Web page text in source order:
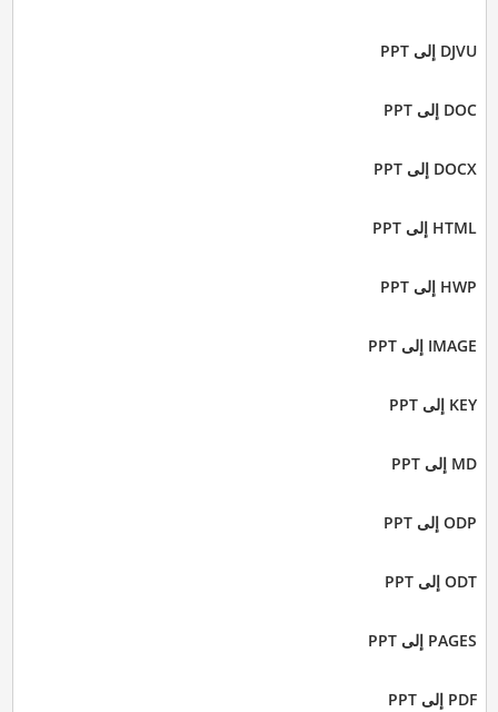
DJVU إلى PPT
DOC إلى PPT
DOCX إلى PPT
HTML إلى PPT
HWP إلى PPT
IMAGE إلى PPT
KEY إلى PPT
MD إلى PPT
ODP إلى PPT
ODT إلى PPT
PAGES إلى PPT
PDF إلى PPT